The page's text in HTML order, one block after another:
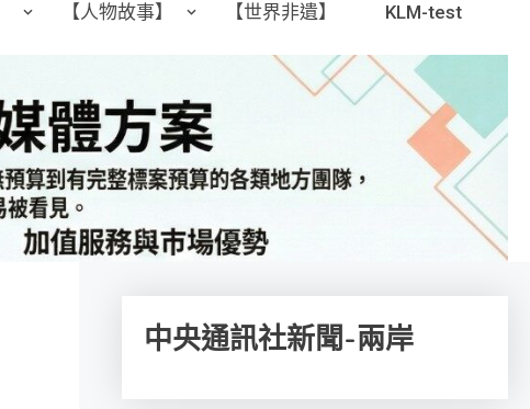
【人物故事】 【世界非遺】 KLM-test
中央通訊社新聞-兩岸